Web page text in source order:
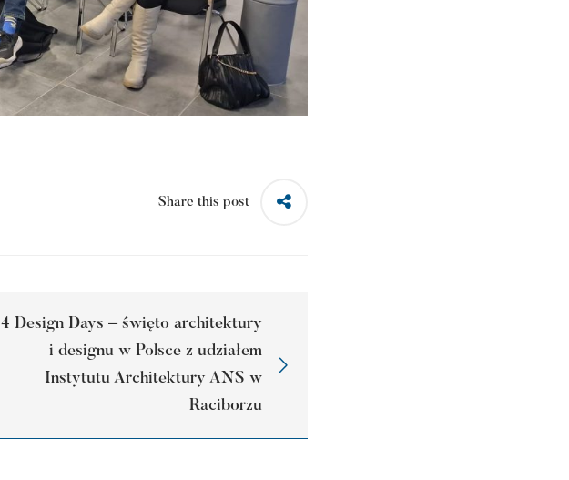
Share this post
4 Design Days – święto architektury
i designu w Polsce z udziałem
Instytutu Architektury ANS w
Raciborzu